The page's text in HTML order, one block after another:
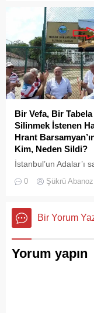
devasa bir hafıza
mekânıdır.
Bir Vefa, Bir Tabela
Silinmek İstenen
Hrant
Kim, Neden Sildi?
İstanbul’un Adalar’ı
yazlıkçıların nefes
aynı zamanda bu
kültürlü hafızası,
tanıklarıdır.
0 Şükrü Abanoz
Bir Yorum
Yorum yapın